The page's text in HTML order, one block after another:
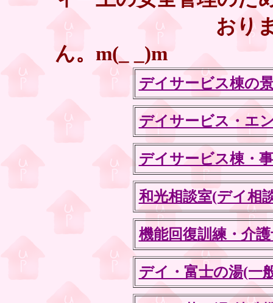
おりません。
ん。m(_ _)m
デイサービス棟の
デイサービス・エ
デイサービス棟・
和光相談室(デイ相
機能回復訓練・介
デイ・富士の湯(一